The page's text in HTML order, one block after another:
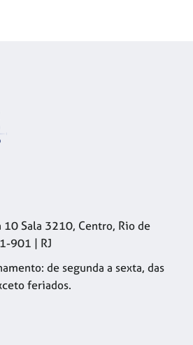
10 Sala 3210, Centro, Rio de
901 | RJ
de segunda a sexta, das
feriados.